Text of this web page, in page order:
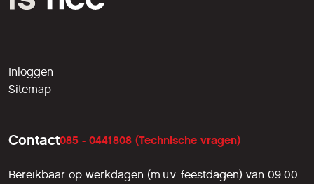
Inloggen
Sitemap
Contact085 - 0441808 (Technische vragen)
Bereikbaar op werkdagen (m.u.v. feestdagen) van 09:00